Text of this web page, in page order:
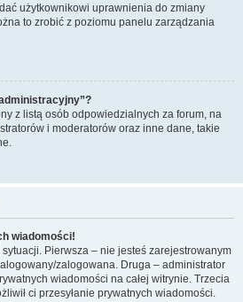
użytkownikowi uprawnienia do zmiany
to zrobić z poziomu panelu zarządzania
z listą osób odpowiedzialnych za forum, na
i moderatorów oraz inne dane, takie
wiadomości!
Pierwsza – nie jesteś zarejestrowanym
zalogowana. Druga – administrator
wiadomości na całej witrynie. Trzecia
ci przesyłanie prywatnych wiadomości.